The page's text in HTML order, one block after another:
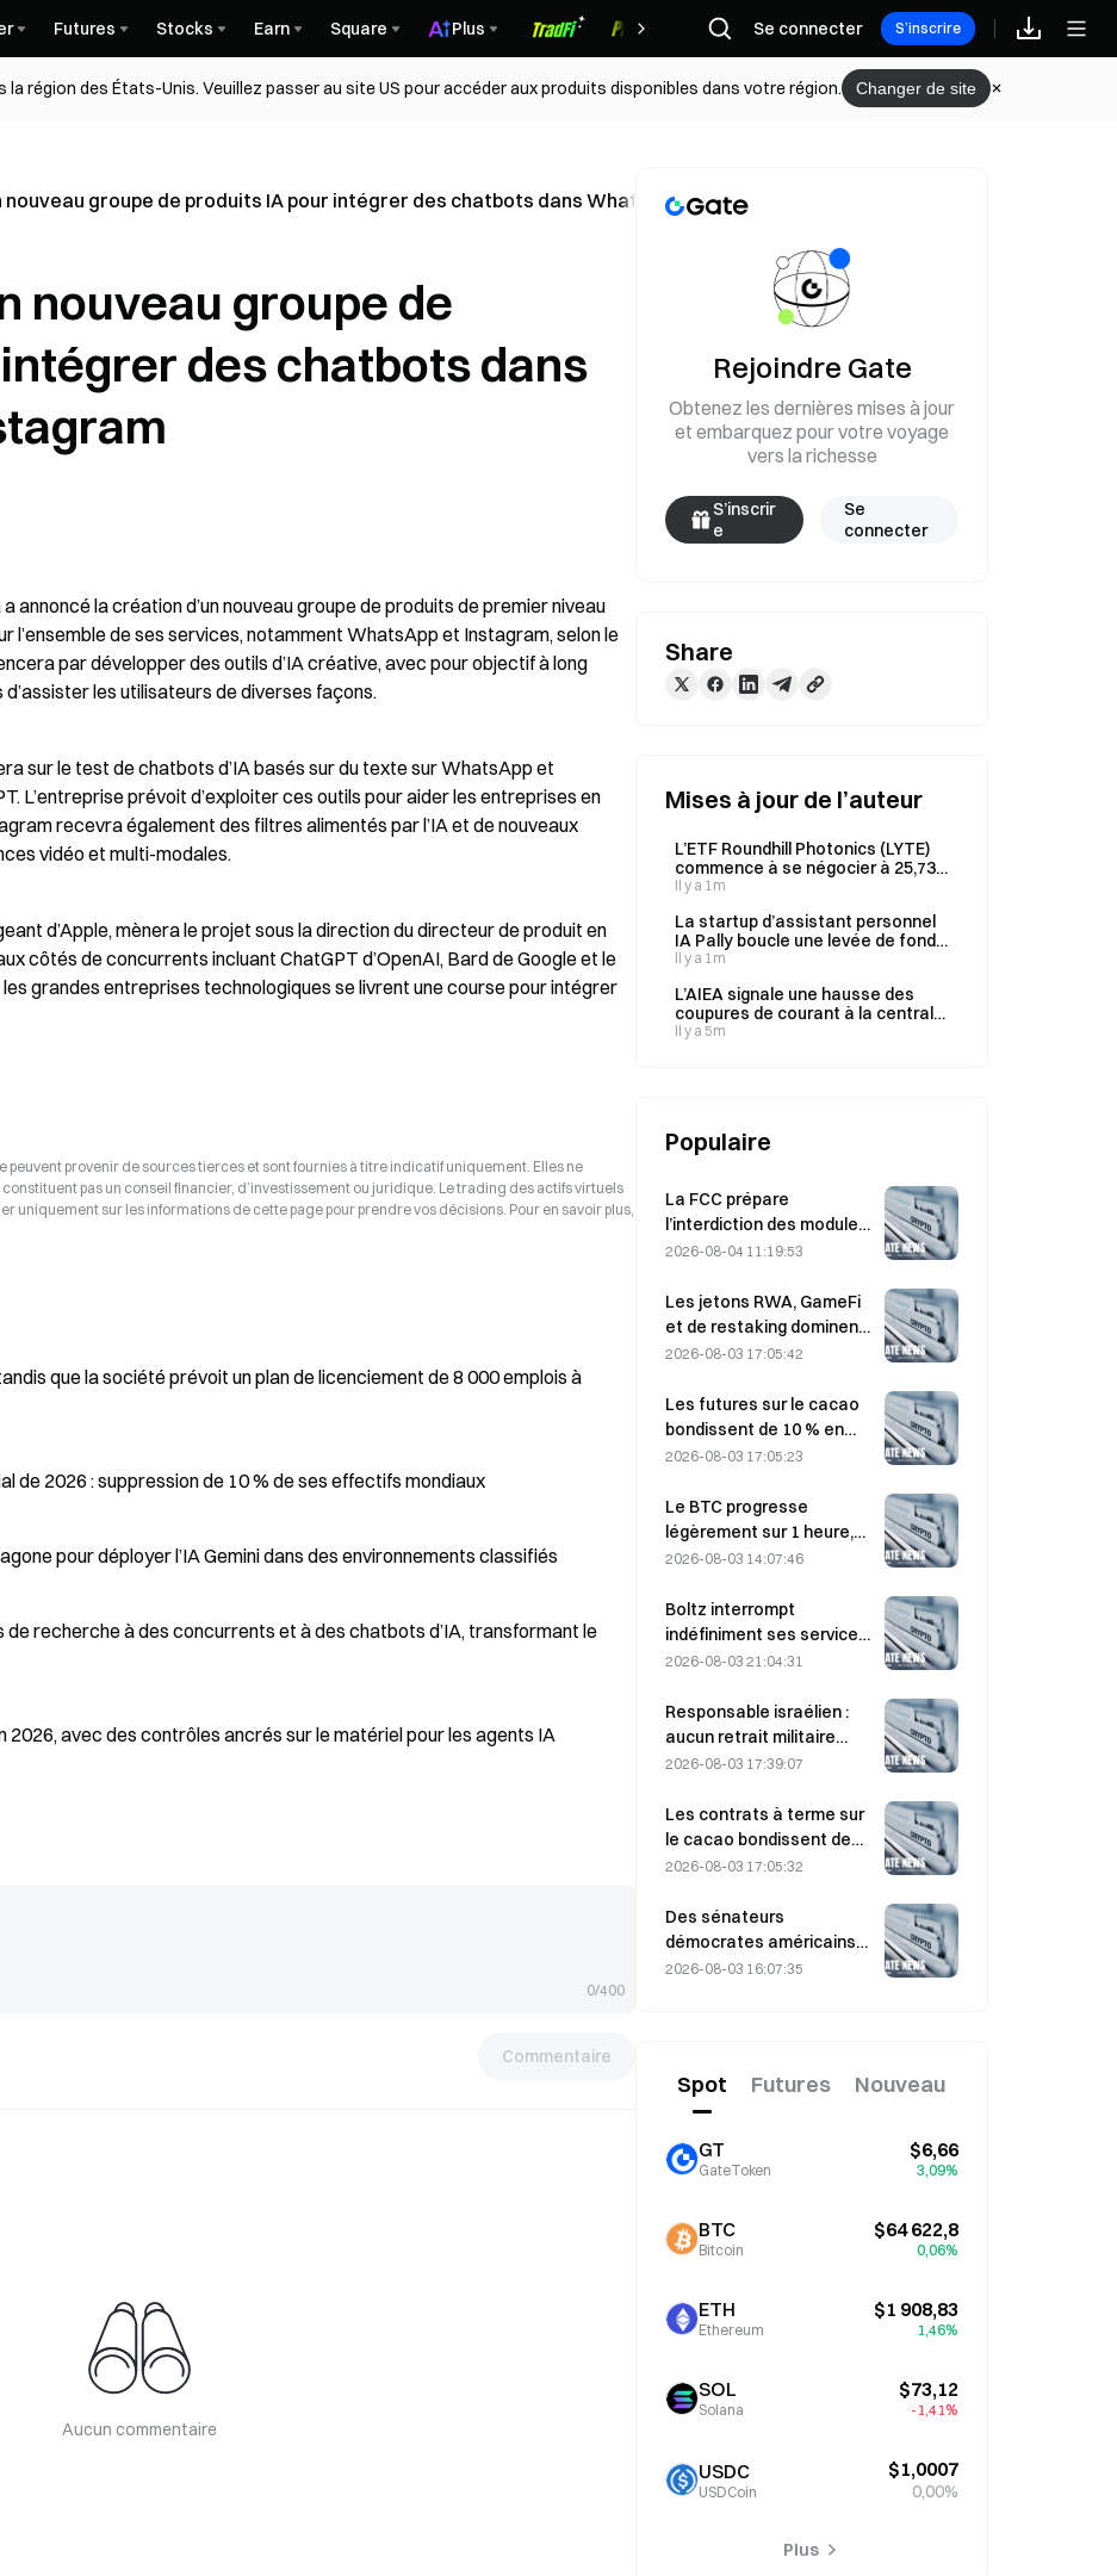
Futures Stocks Earn Square Plus Récompenses
Se connecter S’inscrire
région des États-Unis. Veuillez passer au site US pour accéder aux produits disponibles dans votre région. Changer de site
nouveau groupe de produits IA pour intégrer des chatbots dans WhatsApp et Instagram
nouveau groupe de
des chatbots dans
la création d’un nouveau groupe de produits de premier niveau
l’ensemble de ses services, notamment WhatsApp et Instagram, selon le
par développer des outils d’IA créative, avec pour objectif à long
les utilisateurs de diverses façons.
sur le test de chatbots d’IA basés sur du texte sur WhatsApp et
L’entreprise prévoit d’exploiter ces outils pour aider les entreprises en
recevra également des filtres alimentés par l’IA et de nouveaux
vidéo et multi-modales.
d’Apple, mènera le projet sous la direction du directeur de produit en
côtés de concurrents incluant ChatGPT d’OpenAI, Bard de Google et le
grandes entreprises technologiques se livrent une course pour intégrer
provenir de sources tierces et sont fournies à titre indicatif uniquement. Elles ne
pas un conseil financier, d’investissement ou juridique. Le trading des actifs virtuels
uniquement sur les informations de cette page pour prendre vos décisions. Pour en savoir plus,
que la société prévoit un plan de licenciement de 8 000 emplois à
de 2026 : suppression de 10 % de ses effectifs mondiaux
pour déployer l’IA Gemini dans des environnements classifiés
de recherche à des concurrents et à des chatbots d’IA, transformant le
2026, avec des contrôles ancrés sur le matériel pour les agents IA
0/400
Commentaire
Aucun commentaire
Rejoindre Gate
Obtenez les dernières mises à jour
et embarquez pour votre voyage
vers la richesse
S’inscrir
e
Se
connecter
Share
Mises à jour de l’auteur
L’ETF Roundhill Photonics (LYTE)
commence à se négocier à 25,73
dollars, en hausse de 3 % le 7
Il y a 1m
La startup d’assistant personnel
IA Pally boucle une levée de fonds
de 5,2 millions de dollars menée
Il y a 1m
L’AIEA signale une hausse des
coupures de courant à la centrale
nucléaire de Zaporizhzhia,
Il y a 5m
Populaire
La FCC prépare
l’interdiction des modules
optiques chinois pour
Xinyuan pourrait subir un
impact sur 27 % de sa part
de marché.
2026-08-04 11:19:53
Les jetons RWA, GameFi
et de restaking dominent
les performances du
2026-08-03 17:05:42
Les futures sur le cacao
bondissent de 10 % en
raison de préoccupations
rapprochent de 6 000
dollars la tonne
2026-08-03 17:05:23
Le BTC progresse
légèrement sur 1 heure,
+0,12 % : l’apaisement
l’alignement des
indicateurs macro
soutiennent le rebond à
2026-08-03 14:07:46
Boltz interrompt
indéfiniment ses services
de pont Bitcoin après des
2026-08-03 21:04:31
Responsable israélien :
aucun retrait militaire
avant que le Hamas ne
2026-08-03 17:39:07
Les contrats à terme sur
le cacao bondissent de
près de 8 % en séance
dernière journée de
vendredi, surprenant les
participants au marché
2026-08-03 17:05:32
Des sénateurs
démocrates américains
exhortent la CFTC à
battre des records
2026-08-03 16:07:35
Spot Futures Nouveau
GT
GateToken
$6,66
3,09%
BTC
Bitcoin
$64 622,8
0,06%
ETH
Ethereum
$1 908,83
1,46%
SOL
Solana
$73,12
-1,41%
USDC
USDCoin
$1,0007
0,00%
Plus